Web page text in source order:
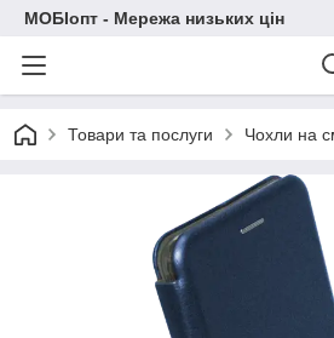
МОБІопт - Мережа низьких цін
Товари та послуги Чохли на